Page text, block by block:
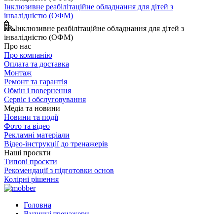
Інклюзивне реабілітаційне обладнання для дітей з
інвалідністю (ОФМ)
Інклюзивне реабілітаційне обладнання для дітей з
інвалідністю (ОФМ)
Про нас
Про компанію
Оплата та доставка
Монтаж
Ремонт та гарантія
Обмін і повернення
Сервіс і обслуговування
Медіа та новини
Новини та події
Фото та відео
Рекламні матеріали
Відео-інструкції до тренажерів
Наші проєкти
Типові проєкти
Рекомендації з підготовки основ
Колірні рішення
Головна